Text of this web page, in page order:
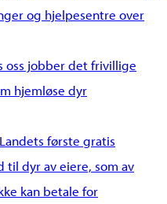
og hjelpesentre over
oss jobber det frivillige
hjemløse dyr
Landets første gratis
dyr av eiere, som av
kan betale for